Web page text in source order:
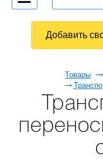
Товары
Добавить